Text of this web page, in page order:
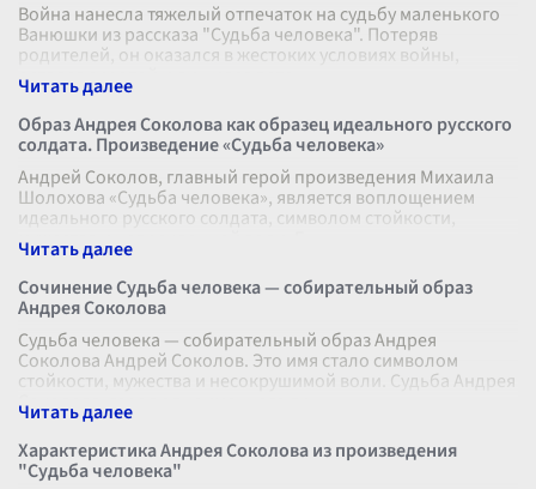
Война нанесла тяжелый отпечаток на судьбу маленького
Ванюшки из рассказа "Судьба человека". Потеряв
родителей, он оказался в жестоких условиях войны,
остался сиротой и лишился детс
Образ Андрея Соколова как образец идеального русского
солдата. Произведение «Судьба человека»
Андрей Соколов, главный герой произведения Михаила
Шолохова «Судьба человека», является воплощением
идеального русского солдата, символом стойкости,
мужества и непреклонной воли. Е
Сочинение Судьба человека — собирательный образ
Андрея Соколова
Судьба человека — собирательный образ Андрея
Соколова Андрей Соколов. Это имя стало символом
стойкости, мужества и несокрушимой воли. Судьба Андрея
Соколова, героя одноименного пр
Характеристика Андрея Соколова из произведения
"Судьба человека"